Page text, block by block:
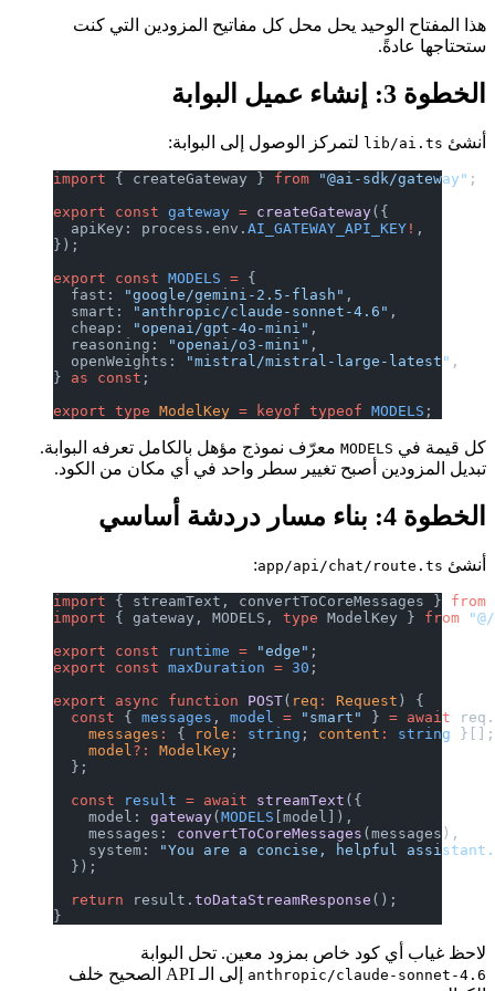
هذا المفتاح الوحيد يحل محل كل مفاتيح المزودين التي كنت
ستحتاجها عادةً.
الخطوة 3: إنشاء عميل البوابة
أنشئlib/ai.ts لتمركز الوصول إلى البوابة:
import { createGateway } from "@ai-sdk/gateway"
export const gateway = createGateway ({
  apiKey: process.env.
AI_GATEWAY_API_KEY !
});
export const MODELS = {
  fast:
"google/gemini-2.5-flash"
  smart:
"anthropic/claude-sonnet-4.6"
  cheap:
"openai/gpt-4o-mini"
  reasoning:
"openai/o3-mini"
  openWeights:
"mistral/mistral-large-latest"
} as const
export type ModelKey = keyof typeof MODELS
كل قيمة في MODELSمعرّف نموذج مؤهل بالكامل تعرفه البوابة.
تبديل المزودين أصبح تغيير سطر واحد في أي مكان من الكود.
الخطوة 4: بناء مسار دردشة أساسي
أنشئapp/api/chat/route.ts
:
import { streamText, convertToCoreMessages } from
import { gateway, MODELS, type ModelKey } from
export const runtime = "edge"
export const maxDuration = 30
export async function POST (req Request
) {
  const
{ messages , model = "smart" } await
    messages
{ role string ; content string
    model
?: ModelKey
  };
  const
result = await streamText ({
    model:
gateway(MODELS[model]),
    messages:
convertToCoreMessages(messages),
    system:
"You are a concise, helpful
  });
  return
result.toDataStreamResponse ();
لاحظ غياب أي كود خاص بمزود معين. تحل البوابة
anthropic/claude-sonnet-4.6
إلى الـ API الصحيح خلف